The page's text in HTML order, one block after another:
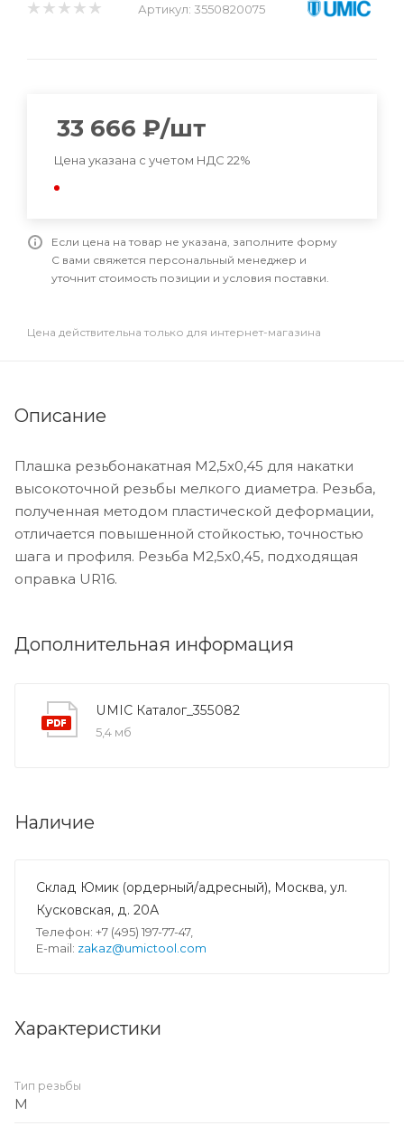
Артикул: 3550820075
33 666 ₽/шт
Цена указана с учетом НДС 22%
Если цена на товар не указана, заполните форму
С вами свяжется персональный менеджер и
уточнит стоимость позиции и условия поставки.
Цена действительна только для интернет-магазина
Описание
Плашка резьбонакатная M2,5x0,45 для накатки
высокоточной резьбы мелкого диаметра. Резьба,
полученная методом пластической деформации,
отличается повышенной стойкостью, точностью
шага и профиля. Резьба M2,5x0,45, подходящая
оправка UR16.
Дополнительная информация
UMIC Каталог_355082
5,4 мб
Наличие
Склад Юмик (ордерный/адресный), Москва, ул.
Кусковская, д. 20А
Телефон: +7 (495) 197-77-47,
E-mail: zakaz@umictool.com
Характеристики
Тип резьбы
M